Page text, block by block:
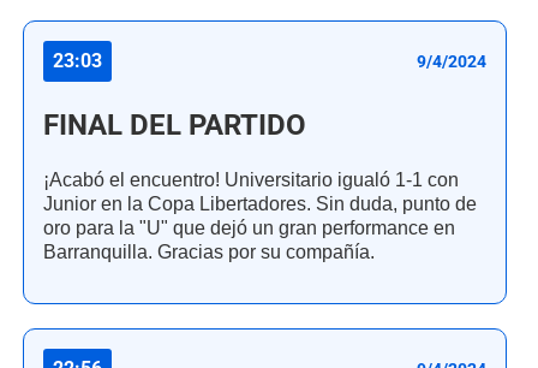
23:03 9/4/2024
FINAL DEL PARTIDO
¡Acabó el encuentro! Universitario igualó 1-1 con
Junior en la Copa Libertadores. Sin duda, punto de
oro para la "U" que dejó un gran performance en
Barranquilla. Gracias por su compañía.